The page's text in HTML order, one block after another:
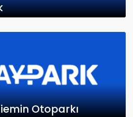
Otoparkı